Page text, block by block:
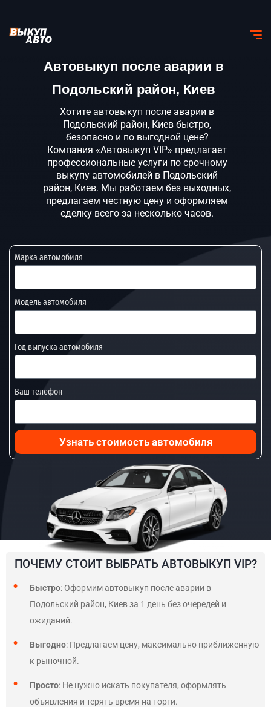
Автовыкуп после аварии в
Подольский район, Киев
Хотите автовыкуп после аварии в
Подольский район, Киев быстро,
безопасно и по выгодной цене?
Компания «Автовыкуп VIP» предлагает
профессиональные услуги по срочному
выкупу автомобилей в Подольский
район, Киев. Мы работаем без выходных,
предлагаем честную цену и оформляем
сделку всего за несколько часов.
Марка автомобиля
Модель автомобиля
Год выпуска автомобиля
Ваш телефон
Узнать стоимость автомобиля
ПОЧЕМУ СТОИТ ВЫБРАТЬ АВТОВЫКУП VIP?
Быстро: Оформим автовыкуп после аварии в
Подольский район, Киев за 1 день без очередей и
ожиданий.
Выгодно: Предлагаем цену, максимально приближенную
к рыночной.
Просто: Не нужно искать покупателя, оформлять
объявления и терять время на торги.